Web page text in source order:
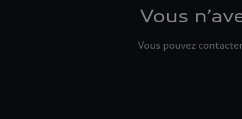
Vous
Vous pouvez